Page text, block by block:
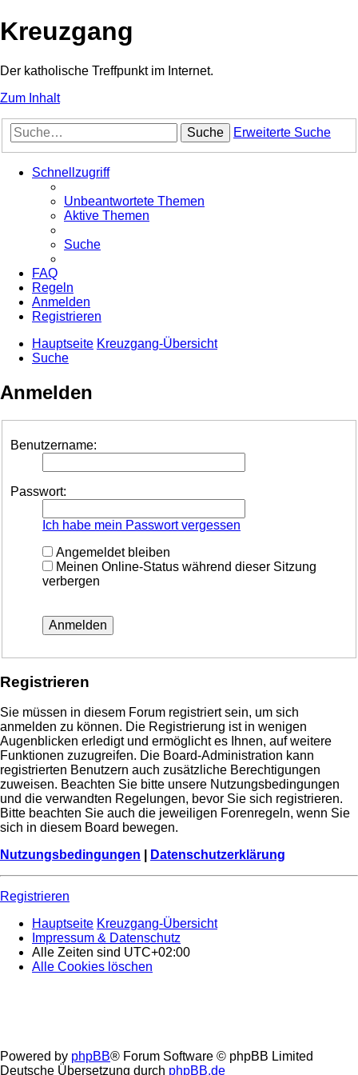
Kreuzgang
Der katholische Treffpunkt im Internet.
Zum Inhalt
Suche Erweiterte Suche
Schnellzugriff
Unbeantwortete Themen
Aktive Themen
Suche
FAQ
Regeln
Anmelden
Registrieren
Hauptseite Kreuzgang-Übersicht
Suche
Anmelden
Benutzername:
Passwort:
Ich habe mein Passwort vergessen
Angemeldet bleiben
Meinen Online-Status während dieser Sitzung
verbergen
Registrieren
Sie müssen in diesem Forum registriert sein, um sich
anmelden zu können. Die Registrierung ist in wenigen
Augenblicken erledigt und ermöglicht es Ihnen, auf weitere
Funktionen zuzugreifen. Die Board-Administration kann
registrierten Benutzern auch zusätzliche Berechtigungen
zuweisen. Beachten Sie bitte unsere Nutzungsbedingungen
und die verwandten Regelungen, bevor Sie sich registrieren.
Bitte beachten Sie auch die jeweiligen Forenregeln, wenn Sie
sich in diesem Board bewegen.
Nutzungsbedingungen
Datenschutzerklärung
Registrieren
Hauptseite Kreuzgang-Übersicht
Impressum & Datenschutz
Alle Zeiten sind UTC+02:00
Alle Cookies löschen
Powered by phpBB® Forum Software © phpBB Limited
Deutsche Übersetzung durch phpBB.de